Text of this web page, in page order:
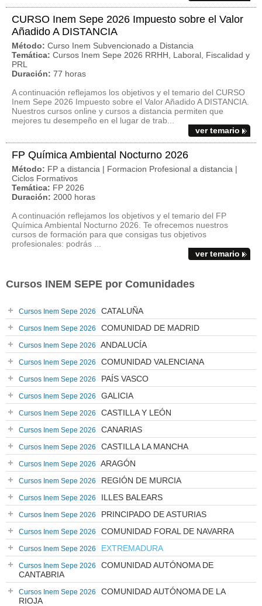
CURSO Inem Sepe 2026 Impuesto sobre el Valor
Añadido A DISTANCIA
Método: Curso Inem Subvencionado a Distancia
Temática: Cursos Inem Sepe 2026 RRHH, Laboral, Fiscalidad y
PRL
Duración: 77 horas
A continuación reflejamos los objetivos y el temario del CURSO
Inem Sepe 2026 Impuesto sobre el Valor Añadido A DISTANCIA.
Nuestros cursos online y cursos a distancia permiten que
mejores tu desempeño en el lugar de trab...
ver temario
FP Química Ambiental Nocturno 2026
Método: FP a distancia | Formacion Profesional a distancia |
Ciclos Formativos
Temática: FP 2026
Duración: 2000 horas
A continuación reflejamos los objetivos y el temario del FP
Química Ambiental Nocturno 2026. Te ofrecemos nuestros
cursos de formación para que consigas tus objetivos
profesionales: podrás ...
ver temario
Cursos INEM SEPE por Comunidades
Cursos Inem Sepe 2026 CATALUÑA
Cursos Inem Sepe 2026 COMUNIDAD DE MADRID
Cursos Inem Sepe 2026 ANDALUCÍA
Cursos Inem Sepe 2026 COMUNIDAD VALENCIANA
Cursos Inem Sepe 2026 PAÍS VASCO
Cursos Inem Sepe 2026 GALICIA
Cursos Inem Sepe 2026 CASTILLA Y LEÓN
Cursos Inem Sepe 2026 CANARIAS
Cursos Inem Sepe 2026 CASTILLA LA MANCHA
Cursos Inem Sepe 2026 ARAGÓN
Cursos Inem Sepe 2026 REGIÓN DE MURCIA
Cursos Inem Sepe 2026 ILLES BALEARS
Cursos Inem Sepe 2026 PRINCIPADO DE ASTURIAS
Cursos Inem Sepe 2026 COMUNIDAD FORAL DE NAVARRA
Cursos Inem Sepe 2026 EXTREMADURA
Cursos Inem Sepe 2026
COMUNIDAD AUTÓNOMA DE
CANTABRIA
Cursos Inem Sepe 2026
COMUNIDAD AUTÓNOMA DE LA
RIOJA